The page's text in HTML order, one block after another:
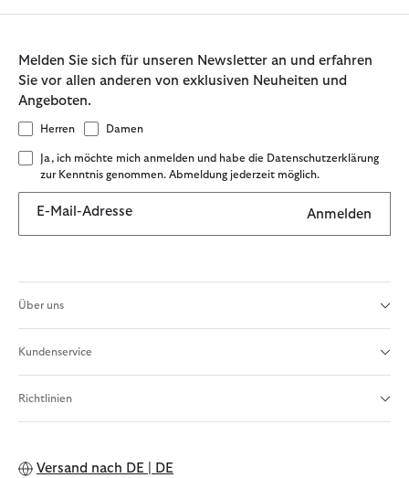
Melden Sie sich für unseren Newsletter an und erfahren
Sie vor allen anderen von exklusiven Neuheiten und
Angeboten.
Herren Damen
Ja, ich möchte mich anmelden und habe die Datenschutzerklärung
zur Kenntnis genommen. Abmeldung jederzeit möglich.
E-Mail-Adresse Anmelden
Über uns
Kundenservice
Richtlinien
Versand nach DE | DE